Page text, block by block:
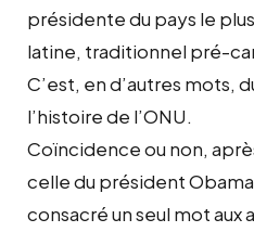
présidente du pays le
latine, traditionnel pré-
C’est, en d’autres mots,
l’histoire de l’ONU.
Coïncidence ou non,
celle du président
consacré un seul mot aux